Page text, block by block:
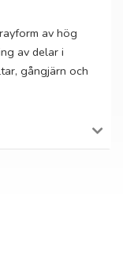
av hög
av delar i
gångjärn och